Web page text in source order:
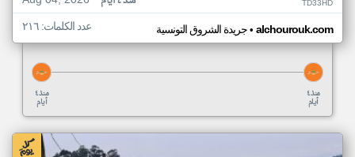
TD33HD
جريدة الشروق التونسية• alchourouk.com عدد الكلمات: ٢١٦
منذ ٤
أيام
منذ ٤
أيام